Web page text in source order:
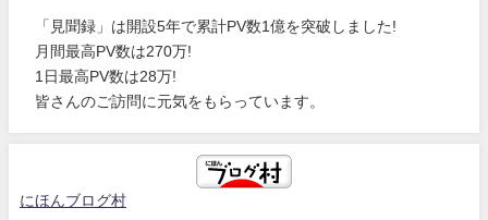
「見聞録」は開設5年で累計PV数1億を突破しました!
月間最高PV数は270万!
1日最高PV数は28万!
皆さんのご訪問に元気をもらっています。
にほんブログ村